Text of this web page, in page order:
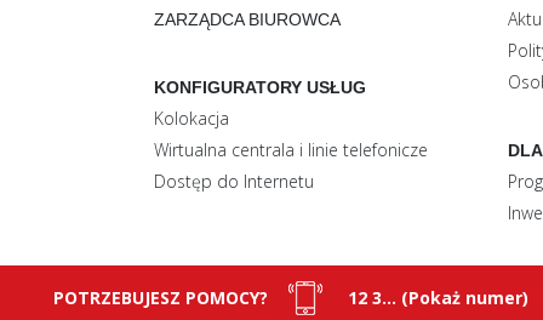
ZARZĄDCA BIUROWCA
KONFIGURATORY USŁUG
Kolokacja
Wirtualna centrala i linie telefonicze
Dostęp do Internetu
POTRZEBUJESZ POMOCY? 12 3... (Pokaż numer)